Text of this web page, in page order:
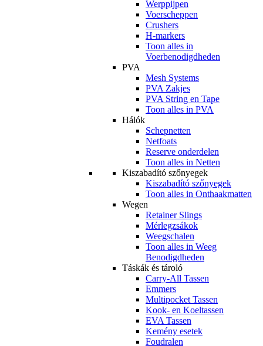
Werppijpen
Voerscheppen
Crushers
H-markers
Toon alles in
Voerbenodigdheden
PVA
Mesh Systems
PVA Zakjes
PVA String en Tape
Toon alles in PVA
Hálók
Schepnetten
Netfoats
Reserve onderdelen
Toon alles in Netten
Kiszabadító szőnyegek
Kiszabadító szőnyegek
Toon alles in Onthaakmatten
Wegen
Retainer Slings
Mérlegzsákok
Weegschalen
Toon alles in Weeg
Benodigdheden
Táskák és tároló
Carry-All Tassen
Emmers
Multipocket Tassen
Kook- en Koeltassen
EVA Tassen
Kemény esetek
Foudralen